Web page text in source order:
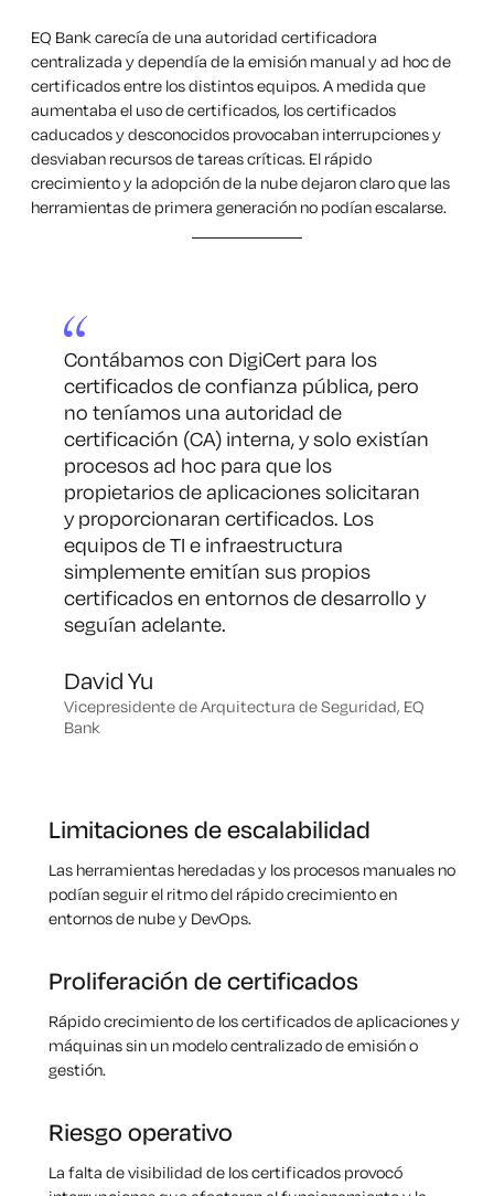
EQ Bank carecía de una autoridad certificadora
centralizada y dependía de la emisión manual y ad hoc de
certificados entre los distintos equipos. A medida que
aumentaba el uso de certificados, los certificados
caducados y desconocidos provocaban interrupciones y
desviaban recursos de tareas críticas. El rápido
crecimiento y la adopción de la nube dejaron claro que las
herramientas de primera generación no podían escalarse.
Contábamos con DigiCert para los
certificados de confianza pública, pero
no teníamos una autoridad de
certificación (CA) interna, y solo existían
procesos ad hoc para que los
propietarios de aplicaciones solicitaran
y proporcionaran certificados. Los
equipos de TI e infraestructura
simplemente emitían sus propios
certificados en entornos de desarrollo y
seguían adelante.
David Yu
Vicepresidente de Arquitectura de Seguridad, EQ
Bank
Limitaciones de escalabilidad
Las herramientas heredadas y los procesos manuales no
podían seguir el ritmo del rápido crecimiento en
entornos de nube y DevOps.
Proliferación de certificados
Rápido crecimiento de los certificados de aplicaciones y
máquinas sin un modelo centralizado de emisión o
gestión.
Riesgo operativo
La falta de visibilidad de los certificados provocó